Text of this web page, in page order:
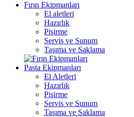
Fırın Ekipmanları
El aletleri
Hazırlık
Pişirme
Servis ve Sunum
Taşıma ve Saklama
Pasta Ekipmanları
El Aletleri
Hazırlık
Pişirme
Servis ve Sunum
Taşıma ve Saklama